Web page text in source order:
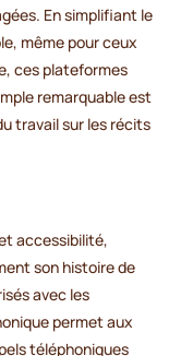
En simplifiant le
même pour ceux
ces plateformes
remarquable est
travail sur les récits
accessibilité,
son histoire de
avec les
permet aux
téléphoniques